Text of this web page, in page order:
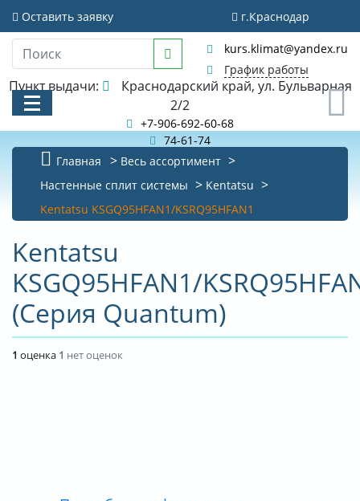
Оставить заявку г.Краснодар
kurs.klimat@yandex.ru
График работы
Пункт выдачи:
2/2
+7-906-692-60-68
74-61-74
КАТАЛОГ
АКЦИИ И РАСПРОДАЖИ
БИБЛИОТЕКА
НОВОСТИ
КОНТАКТЫ
О КОМПАНИИ
Главная
Весь ассортимент
Настенные сплит системы
Kentatsu
Kentatsu KSGQ95HFAN1/KSRQ95HFAN1
Kentatsu
KSGQ95HFAN1/
(Серия Quantum)
1 оценка 1 нет оценок